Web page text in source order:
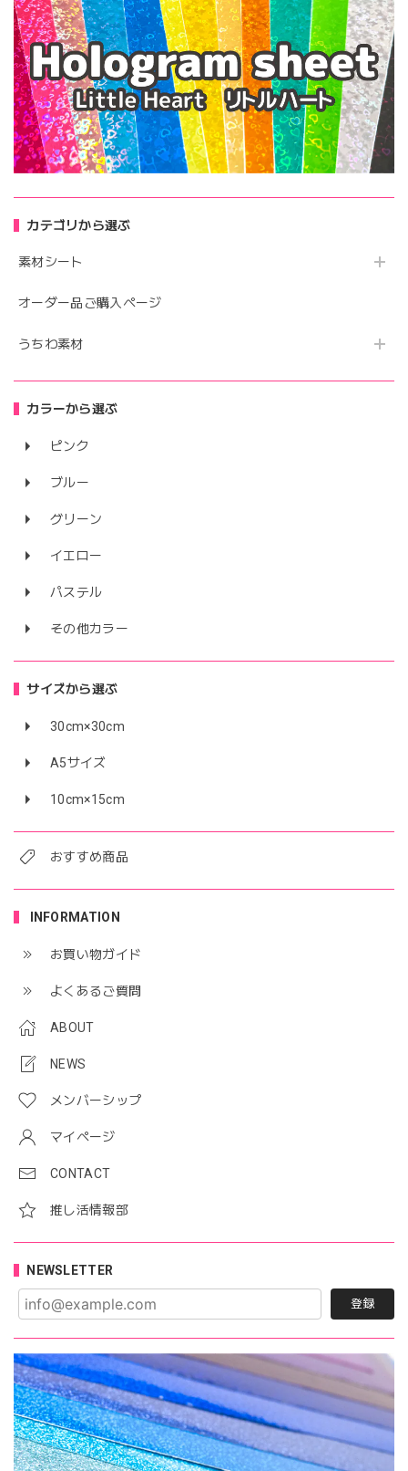
カテゴリから選ぶ
素材シート
オーダー品ご購入ページ
うちわ素材
カラーから選ぶ
ピンク
ブルー
グリーン
イエロー
パステル
その他カラー
サイズから選ぶ
30cm×30cm
A5サイズ
10cm×15cm
おすすめ商品
INFORMATION
お買い物ガイド
よくあるご質問
ABOUT
NEWS
メンバーシップ
マイページ
CONTACT
推し活情報部
NEWSLETTER
登録